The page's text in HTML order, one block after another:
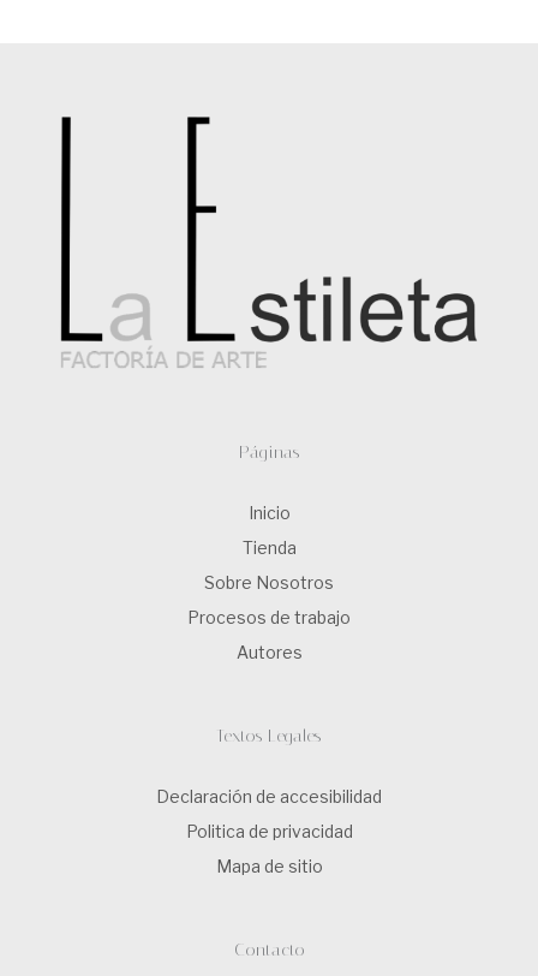
Páginas
Inicio
Tienda
Sobre Nosotros
Procesos de trabajo
Autores
Textos Legales
Declaración de accesibilidad
Politica de privacidad
Mapa de sitio
Contacto